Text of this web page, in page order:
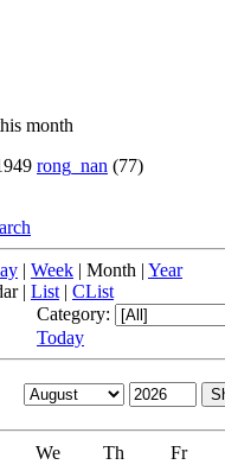
month
rong_nan (77)
| Week | Month | Year
| List | CList
Category:
Today
We Th Fr